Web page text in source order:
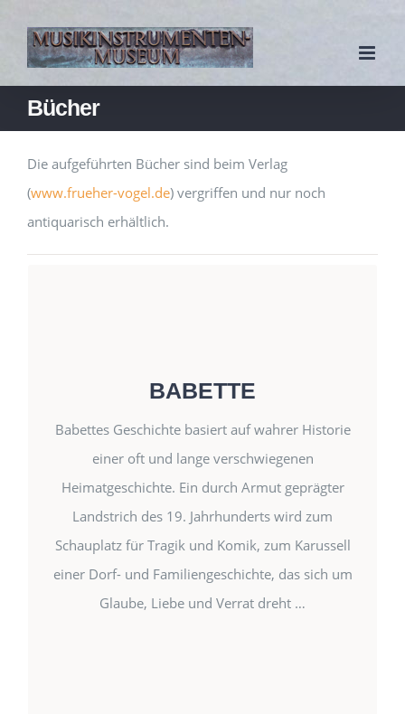
Inhalt
springen
Bücher
Die aufgeführten Bücher sind beim Verlag
(www.frueher-vogel.de) vergriffen und nur noch
antiquarisch erhältlich.
BABETTE
Babettes Geschichte basiert auf wahrer Historie
einer oft und lange verschwiegenen
Heimatgeschichte. Ein durch Armut geprägter
Landstrich des 19. Jahrhunderts wird zum
Schauplatz für Tragik und Komik, zum Karussell
einer Dorf- und Familiengeschichte, das sich um
Glaube, Liebe und Verrat dreht …
Autor: Christoph Lammert
Erzählung nach Ottokar Schupps
Historischer Vorlage „Hurdy-Gurdy“